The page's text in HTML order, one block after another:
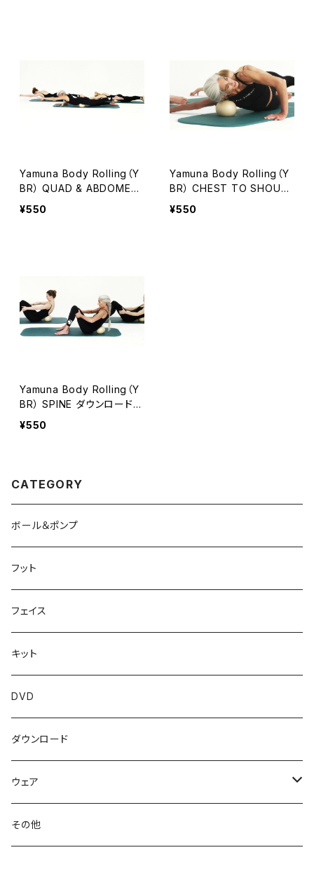
Yamuna Body Rolling（Y
BR） QUAD & ABDOMEN
ダウンロード【日本語吹替
¥550
Yamuna Body Rolling（Y
BR） CHEST TO SHOULD
ER ダウンロード【日本語吹
¥550
Yamuna Body Rolling（Y
BR） SPINE ダウンロード
【日本語吹替版】
¥550
CATEGORY
ボール＆ポンプ
フット
フェイス
キット
DVD
ダウンロード
ウェア
トップス
その他